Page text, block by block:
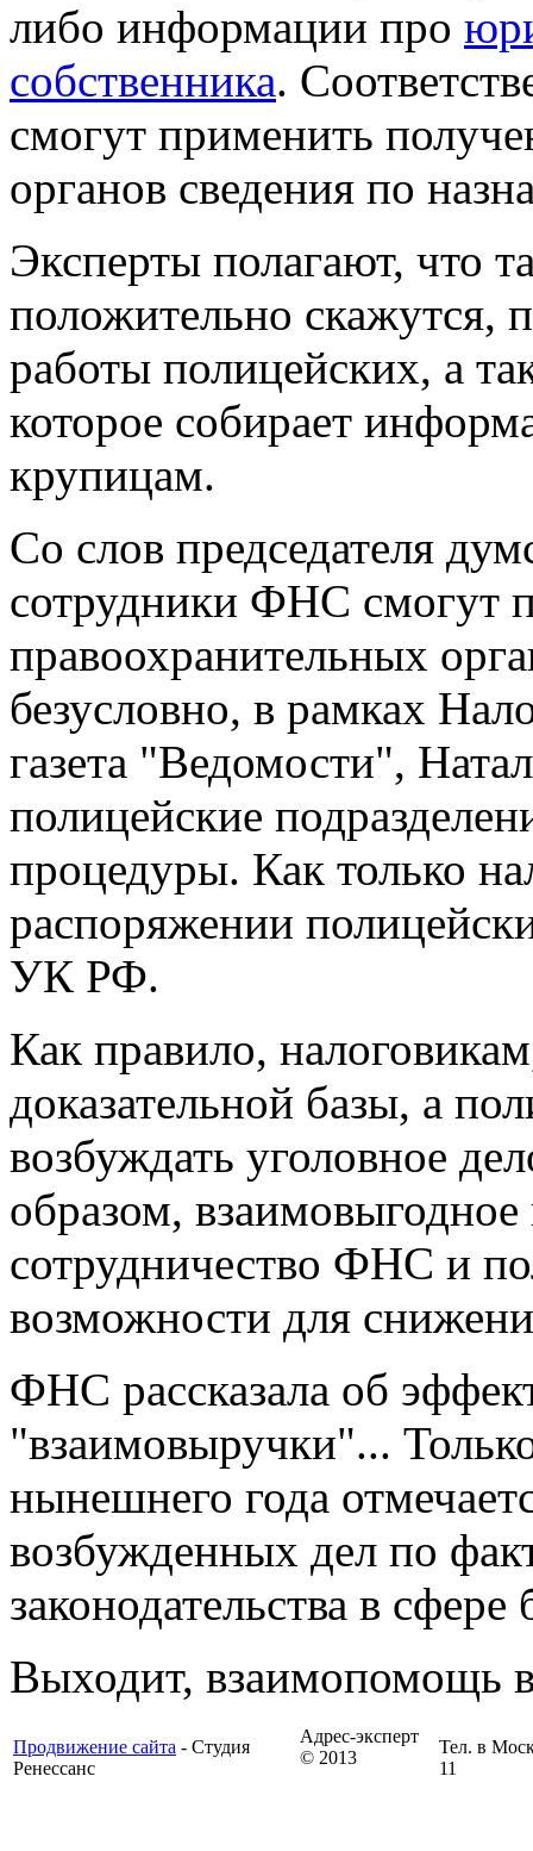
либо информации про
собственника.
смогут применить
органов сведения по
Эксперты полагают, что
положительно скажутся,
работы полицейских, а
которое собирает
крупицам.
Со слов председателя
сотрудники ФНС смогут
правоохранительных
безусловно, в рамках
газета "Ведомости",
полицейские
процедуры. Как только
распоряжении
УК РФ.
Как правило,
доказательной базы, а
возбуждать уголовное
образом,
сотрудничество ФНС и
возможности для
ФНС рассказала об
"взаимовыручки"...
нынешнего года
возбужденных дел по
законодательства в сфере
Выходит, взаимопомощь
Продвижение сайта - Студия
Ренессанс
Адрес-эксперт
© 2013
Тел. в
11